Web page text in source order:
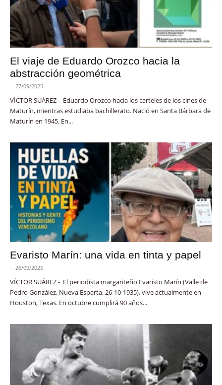
El viaje de Eduardo Orozco hacia la
abstracción geométrica
- 27/09/2025
VÍCTOR SUÁREZ - Eduardo Orozco hacía los carteles de los cines de
Maturín, mientras estudiaba bachillerato. Nació en Santa Bárbara de
Maturín en 1945. En...
Evaristo Marín: una vida en tinta y papel
- 26/09/2025
VÍCTOR SUÁREZ - El periodista margariteño Evaristo Marín (Valle de
Pedro González, Nueva Esparta, 26-10-1935), vive actualmente en
Houston, Texas. En octubre cumplirá 90 años...